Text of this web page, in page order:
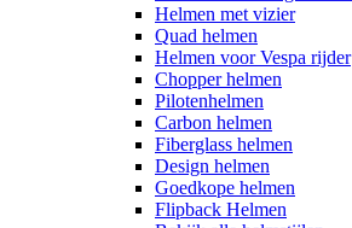
Helmen met vizier
Quad helmen
Helmen voor Vespa rijder
Chopper helmen
Pilotenhelmen
Carbon helmen
Fiberglass helmen
Design helmen
Goedkope helmen
Flipback Helmen